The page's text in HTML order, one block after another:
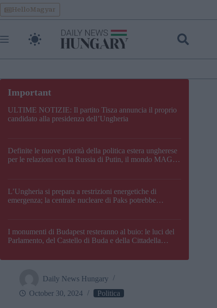
Skip
to
content
HelloMagyar
ULTIME NOTIZIE: Il partito Tisza annuncia il proprio
candidato alla presidenza dell’Ungheria
Definite le nuove priorità della politica estera ungherese
per le relazioni con la Russia di Putin, il mondo MAGA,
L’Ungheria si prepara a restrizioni energetiche di
emergenza; la centrale nucleare di Paks potrebbe
I monumenti di Budapest resteranno al buio: le luci del
Parlamento, del Castello di Buda e della Cittadella
Daily News Hungary
October 30, 2024
Politica